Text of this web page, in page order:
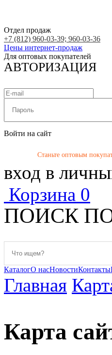
Отдел продаж
+7 (812) 960-03-39; 960-03-36
Цены интернет-продаж
Для оптовых покупателей
АВТОРИЗАЦИЯ
Войти на сайт
Станьте оптовым
вход в
Корзина 0
ПОИСК
КаталогО насНовостиКонтакты
Главная
Карта